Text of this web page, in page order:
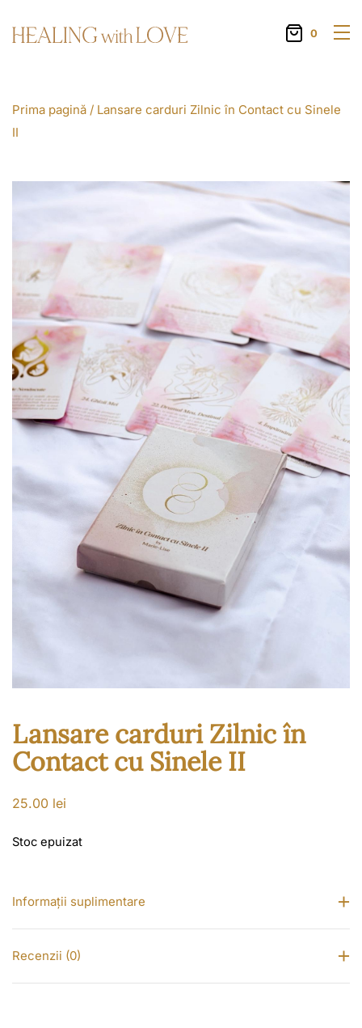
0
Prima pagină / Lansare carduri Zilnic în Contact cu Sinele
II
Lansare carduri Zilnic în
Contact cu Sinele II
25.00 lei
Stoc epuizat
Informații suplimentare
Recenzii (0)